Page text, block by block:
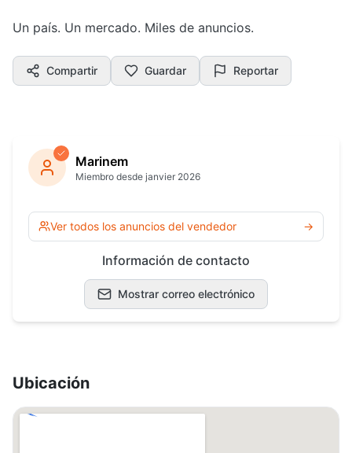
Un país. Un mercado. Miles de anuncios.
Compartir Guardar Reportar
Marinem
Miembro desde janvier 2026
Ver todos los anuncios del vendedor →
Información de contacto
Mostrar correo electrónico
Ubicación